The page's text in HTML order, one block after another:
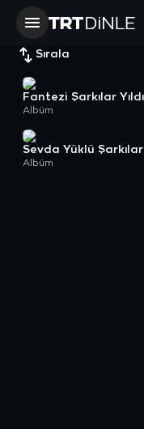
Sırala
Albüm
Sevda Yüklü Şarkılar
Albüm